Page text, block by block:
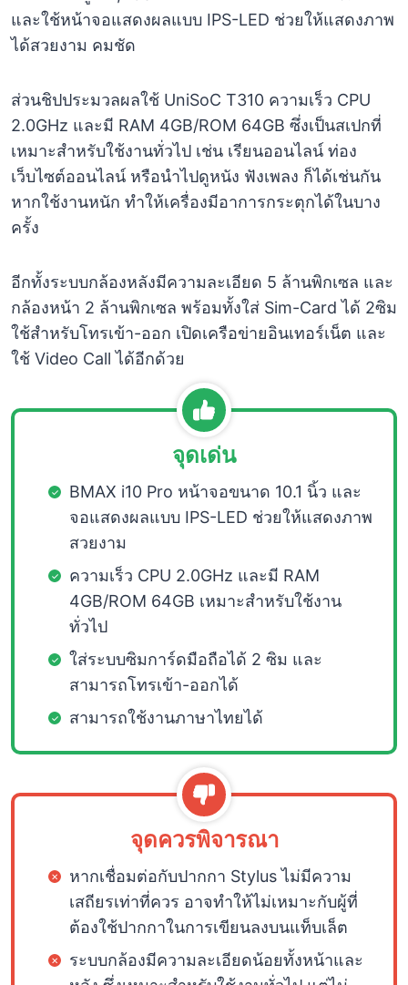
และใช้หน้าจอแสดงผลแบบ IPS-LED ช่วยให้แสดงภาพ
ได้สวยงาม คมชัด
ส่วนชิปประมวลผลใช้ UniSoC T310 ความเร็ว CPU
2.0GHz และมี RAM 4GB/ROM 64GB ซึ่งเป็นสเปกที่
เหมาะสำหรับใช้งานทั่วไป เช่น เรียนออนไลน์ ท่อง
เว็บไซต์ออนไลน์ หรือนำไปดูหนัง ฟังเพลง ก็ได้เช่นกัน
หากใช้งานหนัก ทำให้เครื่องมีอาการกระตุกได้ในบาง
ครั้ง
อีกทั้งระบบกล้องหลังมีความละเอียด 5 ล้านพิกเซล และ
กล้องหน้า 2 ล้านพิกเซล พร้อมทั้งใส่ Sim-Card ได้ 2ซิม
ใช้สำหรับโทรเข้า-ออก เปิดเครือข่ายอินเทอร์เน็ต และ
ใช้ Video Call ได้อีกด้วย
จุดเด่น
BMAX i10 Pro หน้าจอขนาด 10.1 นิ้ว และ
จอแสดงผลแบบ IPS-LED ช่วยให้แสดงภาพ
สวยงาม
ความเร็ว CPU 2.0GHz และมี RAM
4GB/ROM 64GB เหมาะสำหรับใช้งาน
ทั่วไป
ใส่ระบบซิมการ์ดมือถือได้ 2 ซิม และ
สามารถโทรเข้า-ออกได้
สามารถใช้งานภาษาไทยได้
จุดควรพิจารณา
หากเชื่อมต่อกับปากกา Stylus ไม่มีความ
เสถียรเท่าที่ควร อาจทำให้ไม่เหมาะกับผู้ที่
ต้องใช้ปากกาในการเขียนลงบนแท็บเล็ต
ระบบกล้องมีความละเอียดน้อยทั้งหน้าและ